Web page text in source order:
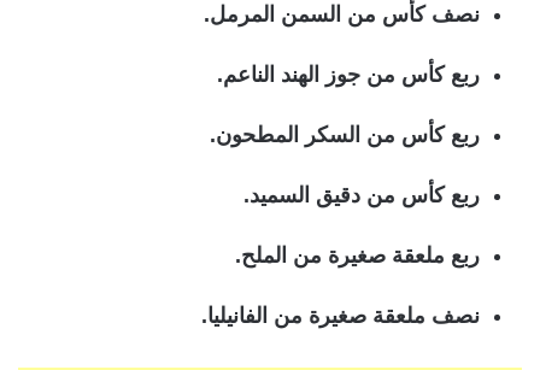
نصف كأس من السمن المرمل.
ربع كأس من جوز الهند الناعم.
ربع كأس من السكر المطحون.
ربع كأس من دقيق السميد.
ربع ملعقة صغيرة من الملح.
نصف ملعقة صغيرة من الفانيليا.